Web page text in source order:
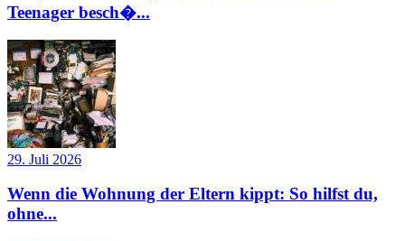
Teenager besch�...
29. Juli 2026
Wenn die Wohnung der Eltern kippt: So hilfst du,
ohne...